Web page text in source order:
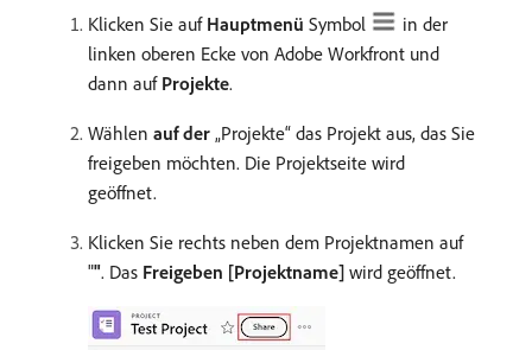
Klicken Sie auf Hauptmenü Symbol
in der
linken oberen Ecke von Adobe Workfront und
dann auf Projekte.
Wählen auf der „Projekte“ das Projekt aus, das Sie
freigeben möchten. Die Projektseite wird
geöffnet.
Klicken Sie rechts neben dem Projektnamen auf
"". Das Freigeben [Projektname] wird geöffnet.